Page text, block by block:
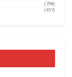
(798)
(957)